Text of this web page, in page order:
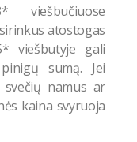
viešbučiuose
atostogas
viešbutyje gali
sumą. Jei
namus ar
kaina svyruoja